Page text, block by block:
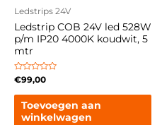
Ledstrips 24V
Ledstrip COB 24V led 528W
p/m IP20 4000K koudwit, 5
mtr
Gewaardeerd
uit
€99,00
Toevoegen aan
winkelwagen